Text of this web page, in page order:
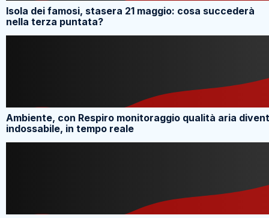
Isola dei famosi, stasera 21 maggio: cosa succederà
nella terza puntata?
Ambiente, con Respiro monitoraggio qualità aria
indossabile, in tempo reale